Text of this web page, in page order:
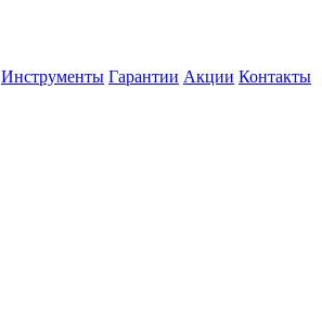
Инструменты Гарантии Акции Контакты